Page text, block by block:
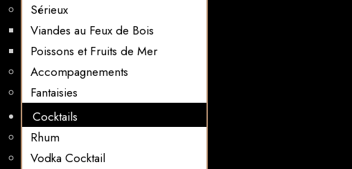
Sérieux
Viandes au Feux de Bois
Poissons et Fruits de Mer
Accompagnements
Fantaisies
Cocktails
Rhum
Vodka Cocktail